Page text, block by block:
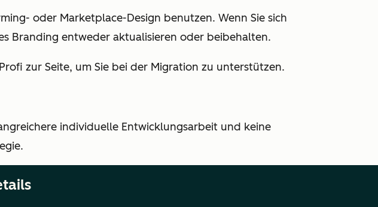
oder Marketplace-Design benutzen. Wenn Sie sich
Branding entweder aktualisieren oder beibehalten.
zur Seite, um Sie bei der Migration zu unterstützen.
individuelle Entwicklungsarbeit und keine